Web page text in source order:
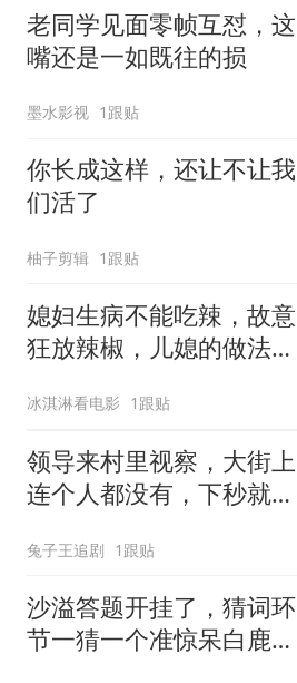
老同学见面零帧互怼，这
嘴还是一如既往的损
墨水影视 1跟贴
你长成这样，还让不让我
们活了
柚子剪辑 1跟贴
媳妇生病不能吃辣，故意
狂放辣椒，儿媳的做法太
冰淇淋看电影 1跟贴
领导来村里视察，大街上
连个人都没有，下秒就啪
兔子王追剧 1跟贴
沙溢答题开挂了，猜词环
节一猜一个准惊呆白鹿，